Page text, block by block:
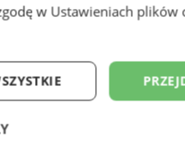
w Ustawieniach plików